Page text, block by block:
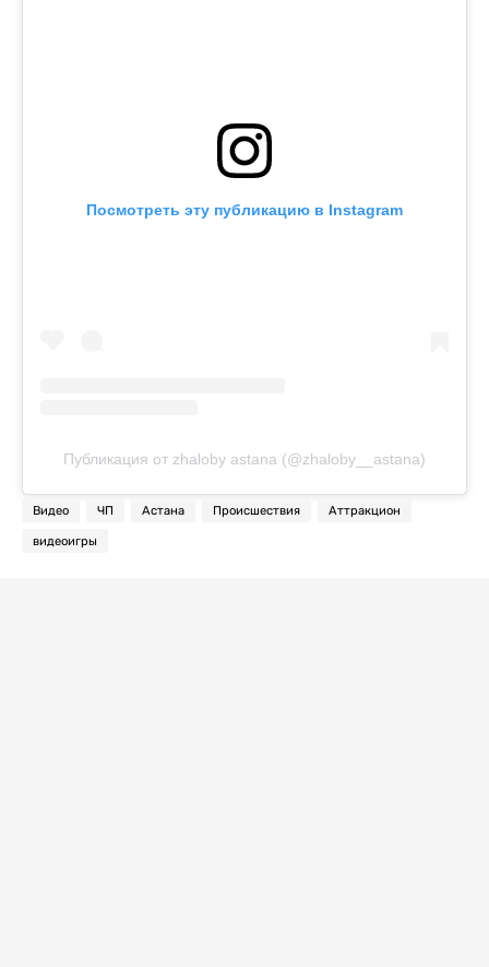
Посмотреть эту публикацию в Instagram
Публикация от zhaloby astana (@zhaloby__astana)
Видео ЧП Астана Происшествия Аттракцион
видеоигры